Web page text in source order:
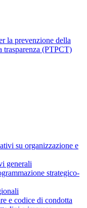
la prevenzione della
trasparenza (PTPCT)
su organizzazione e
generali
strategico-
e codice di condotta